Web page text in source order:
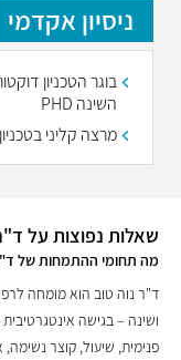
ניסיון אקדמי
השינה PHD
מרצה קליני בטכניון
שאלות נפוצות על
מה תחומי ההתמחות של
ד"ר נוה טוב הוא מומחה
ושינה – בגישה